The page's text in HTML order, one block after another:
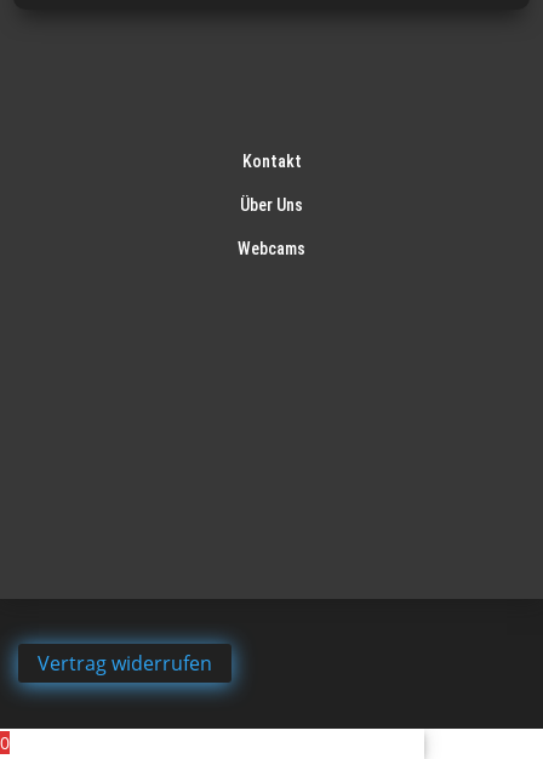
Kontakt
Über Uns
Webcams
Vertrag widerrufen
0